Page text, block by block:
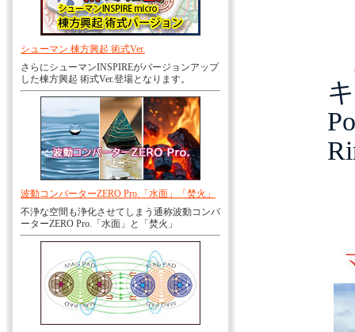
シューマン 棟方興起 術式Ver.
さらにシューマンINSPIREがバージョンアップ
した棟方興起 術式Ver.登場となります。
波動コンバーターZERO Pro.「水面」「焚火」
不浄な空間も浄化させてしまう通称波動コンバ
ーターZERO Pro.「水面」と「焚火」